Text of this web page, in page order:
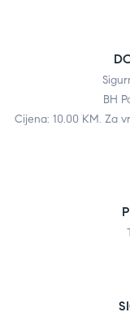
BH
Cijena: 10.00 KM. Za